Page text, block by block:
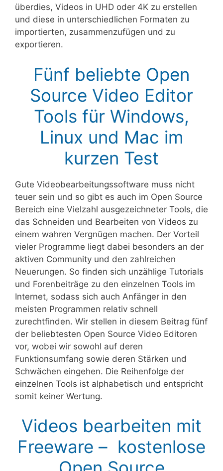
überdies, Videos in UHD oder 4K zu erstellen
und diese in unterschiedlichen Formaten zu
importierten, zusammenzufügen und zu
exportieren.
Fünf beliebte Open
Source Video Editor
Tools für Windows,
Linux und Mac im
kurzen Test
Gute Videobearbeitungssoftware muss nicht
teuer sein und so gibt es auch im Open Source
Bereich eine Vielzahl ausgezeichneter Tools, die
das Schneiden und Bearbeiten von Videos zu
einem wahren Vergnügen machen. Der Vorteil
vieler Programme liegt dabei besonders an der
aktiven Community und den zahlreichen
Neuerungen. So finden sich unzählige Tutorials
und Forenbeiträge zu den einzelnen Tools im
Internet, sodass sich auch Anfänger in den
meisten Programmen relativ schnell
zurechtfinden. Wir stellen in diesem Beitrag fünf
der beliebtesten Open Source Video Editoren
vor, wobei wir sowohl auf deren
Funktionsumfang sowie deren Stärken und
Schwächen eingehen. Die Reihenfolge der
einzelnen Tools ist alphabetisch und entspricht
somit keiner Wertung.
Videos bearbeiten mit
Freeware – kostenlose